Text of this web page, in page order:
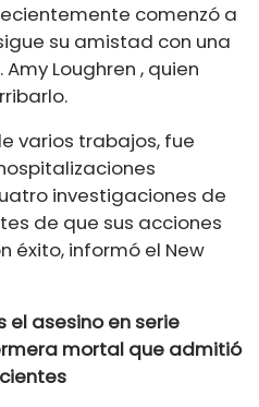
comenzó a
su amistad con una
Amy Loughren , quien
varios trabajos, fue
investigaciones de
de que sus acciones
éxito, informó el New
el asesino en serie
mortal que admitió